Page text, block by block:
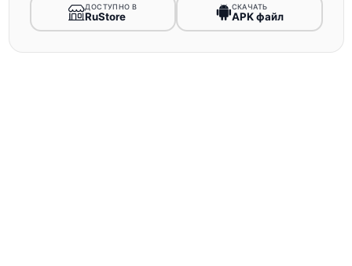
ДОСТУПНО В
RuStore
СКАЧАТЬ
APK файл